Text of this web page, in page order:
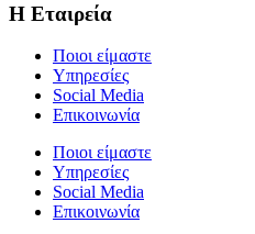
Η Εταιρεία
Ποιοι είμαστε
Υπηρεσίες
Social Media
Επικοινωνία
Ποιοι είμαστε
Υπηρεσίες
Social Media
Επικοινωνία